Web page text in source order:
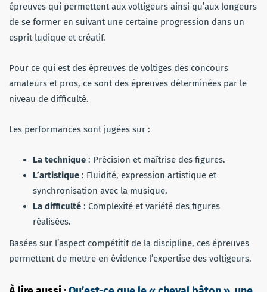
épreuves qui permettent aux voltigeurs ainsi qu’aux longeurs
de se former en suivant une certaine progression dans un
esprit ludique et créatif.
Pour ce qui est des épreuves de voltiges des concours
amateurs et pros, ce sont des épreuves déterminées par le
niveau de difficulté.
Les performances sont jugées sur :
La technique : Précision et maîtrise des figures.
L’artistique : Fluidité, expression artistique et
synchronisation avec la musique.
La difficulté : Complexité et variété des figures
réalisées.
Basées sur l’aspect compétitif de la discipline, ces épreuves
permettent de mettre en évidence l’expertise des voltigeurs.